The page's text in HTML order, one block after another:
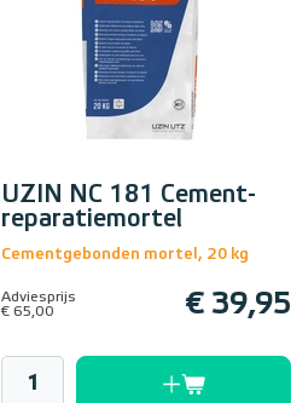
UZIN NC 181 Cement-
reparatiemortel
Cementgebonden mortel, 20 kg
Adviesprijs
€ 65,00
€ 39,95